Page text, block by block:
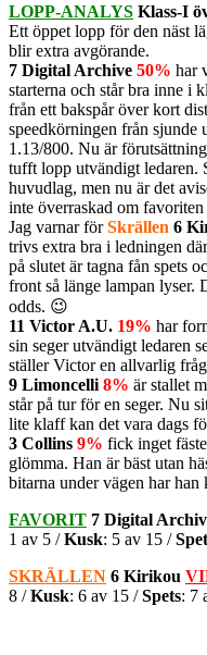
LOPP-ANALYS Klass-I
Ett öppet lopp för den näst
blir extra avgörande.
7 Digital Archive 50% har
starterna och står bra inne i
från ett bakspår över kort
speedkörningen från sjunde
1.13/800. Nu är
tufft lopp utvändigt ledaren.
huvudlag, men nu är det
inte överraskad om
Jag varnar förSkrällen 6
trivs extra bra i ledningen
på slutet är tagna fån spets
front så länge lampan lyser.
odds. 😉
11 Victor A.U. 19% har
sin seger utvändigt ledaren
ställer Victor en allvarlig
9 Limoncelli 8% är stallet
står på tur för en seger. Nu
lite klaff kan det vara dags
3 Collins 9% fick inget
glömma. Han är bäst utan
bitarna under vägen har han
FAVORIT 7 Digital
1 av 5 /Kusk: 5 av 15 /
SKRÄLLEN 6 Kirikou
8 /Kusk: 6 av 15 /Spets: 7